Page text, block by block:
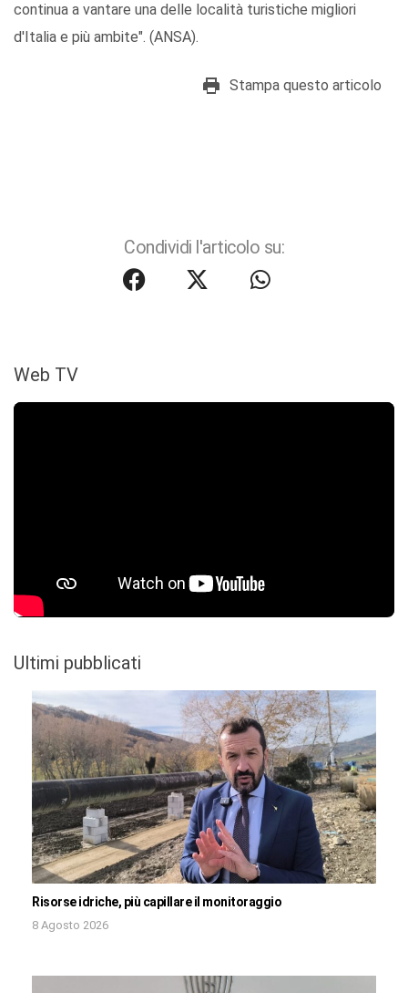
continua a vantare una delle località turistiche migliori
d'Italia e più ambite". (ANSA).
Stampa questo articolo
Condividi l'articolo su:
Web TV
Ultimi pubblicati
Risorse idriche, più capillare il monitoraggio
8 Agosto 2026